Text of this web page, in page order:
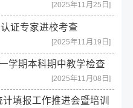
[2025年11月25日]
证专家进校考查
[2025年11月19日]
学期本科期中教学检查
[2025年11月08日]
填报工作推进会暨培训